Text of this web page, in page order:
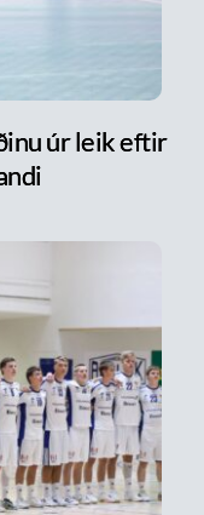
úr leik eftir